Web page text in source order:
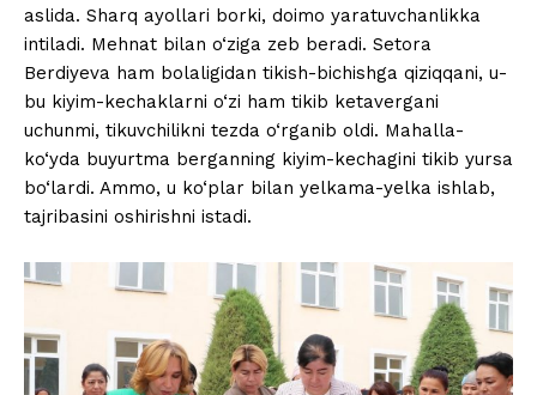
aslida. Sharq ayollari borki, doimo yaratuvchanlikka
intiladi. Mehnat bilan o‘ziga zeb beradi. Setora
Berdiyeva ham bolaligidan tikish-bichishga qiziqqani, u-
bu kiyim-kechaklarni o‘zi ham tikib ketavergani
uchunmi, tikuvchilikni tezda o‘rganib oldi. Mahalla-
ko‘yda buyurtma berganning kiyim-kechagini tikib yursa
bo‘lardi. Ammo, u ko‘plar bilan yelkama-yelka ishlab,
tajribasini oshirishni istadi.